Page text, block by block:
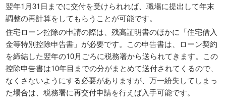
翌年1月31日までに交付を受けられれば、職場に提出して年末
調整の再計算をしてもらうことが可能です。
住宅ローン控除の申請の際は、残高証明書のほかに「住宅借入
金等特別控除申告書」が必要です。この申告書は、ローン契約
を締結した翌年の10月ごろに税務署から送られてきます。この
控除申告書は10年目までの分がまとめて送付されてくるので、
なくさないようにする必要がありますが、万一紛失してしまっ
た場合は、税務署に再交付申請を行えば入手可能です。